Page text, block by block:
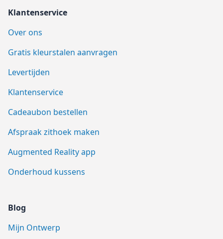
Klantenservice
Over ons
Gratis kleurstalen aanvragen
Levertijden
Klantenservice
Cadeaubon bestellen
Afspraak zithoek maken
Augmented Reality app
Onderhoud kussens
Blog
Mijn Ontwerp